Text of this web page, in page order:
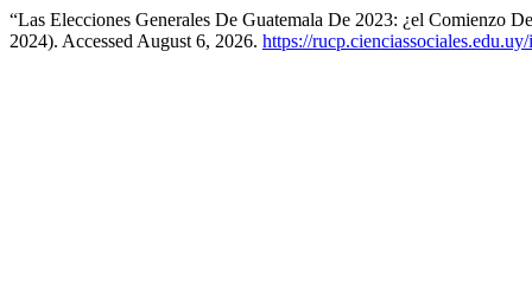
“Las Elecciones Generales De Guatemala De 2023: ¿el Comienzo
2024). Accessed August 6, 2026. https://